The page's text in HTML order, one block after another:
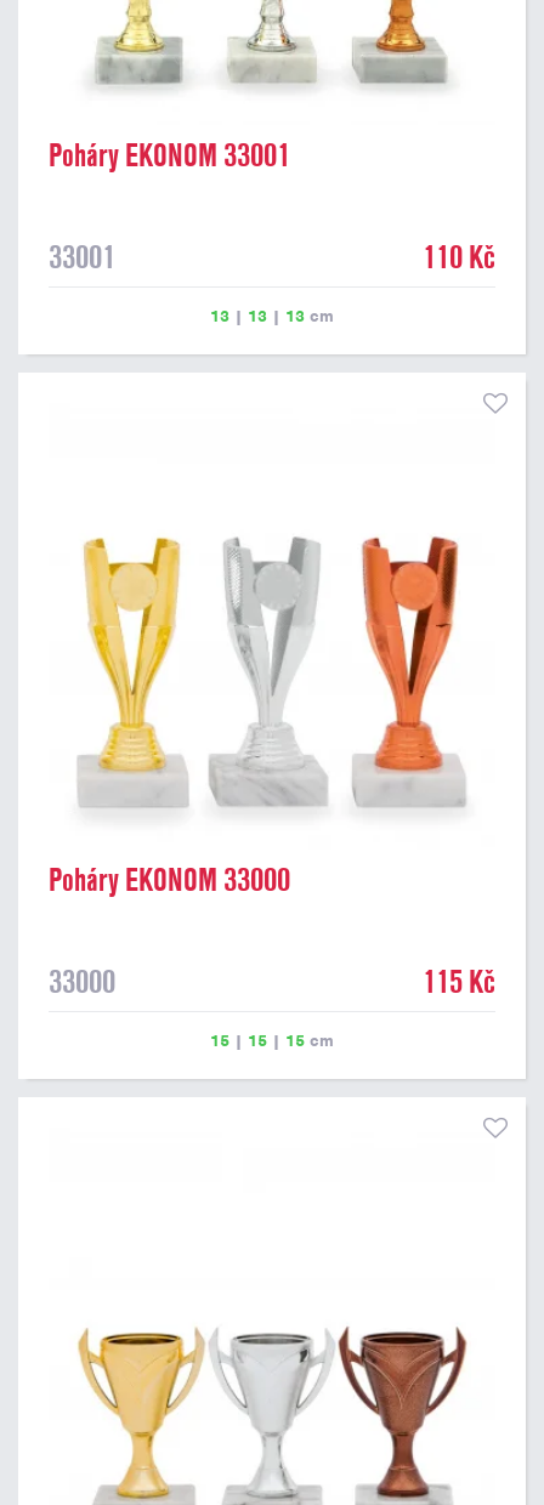
Poháry EKONOM 33001
33001 110 Kč
13 | 13 | 13 cm
Poháry EKONOM 33000
33000 115 Kč
15 | 15 | 15 cm